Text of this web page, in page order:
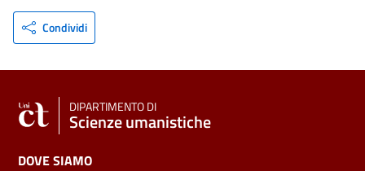
Condividi
DIPARTIMENTO DI
Scienze umanistiche
DOVE SIAMO